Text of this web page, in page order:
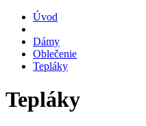
Úvod
Dámy
Oblečenie
Tepláky
Tepláky